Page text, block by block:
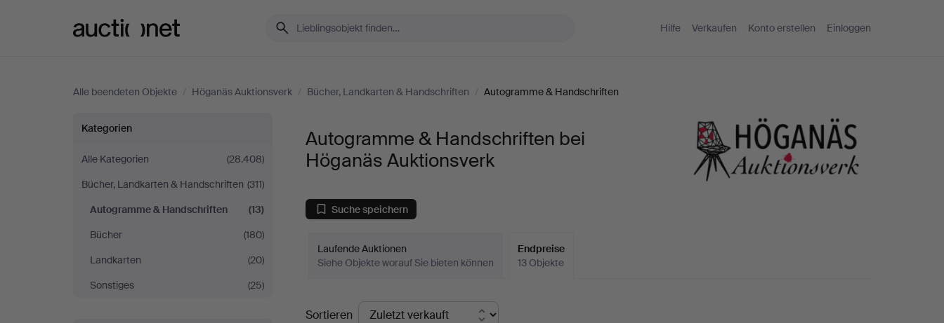
Hilfe Verkaufen Konto erstellen Einloggen
Alle beendeten Objekte / Höganäs Auktionsverk / Bücher, Landkarten & Handschriften / Autogramme & Handschriften
Autogramme
&
Handschriften
bei
Höganäs
Auktionsverk
Kategorien
Alle Kategorien
(28.408)
Bücher, Landkarten & Handschriften (311)
Autogramme & Handschriften
(13)
Bücher
(180)
Landkarten
(20)
Sonstiges
(25)
Autogramme & Handschriften bei
Höganäs Auktionsverk
Suche speichern
Laufende Auktionen
Siehe Objekte worauf Sie bieten können
Endpreise
13 Objekte
Endpreise
Sortieren